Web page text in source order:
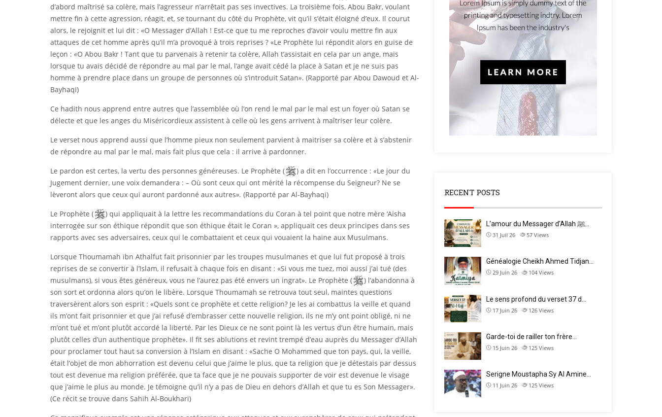
d’abord maîtrisé sa colère, mais l’agresseur n’arrêtait pas ses invectives. La troisième fois, Abou Bakr, voulant
mettre fin à cette agression, réagit, et, se tournant du côté du Prophète, vit qu’il s’était éloigné d’eux. Il courut
alors, le rejoignit et lui dit : «O Messager d’Allah ! Est-ce que tu me reproches d’avoir voulu mettre fin aux
attaques de cet homme après qu’il m’a provoqué à trois reprises ? «Le Prophète lui répondit alors en guise de
leçon : «O Abou Bakr ! Tant que tu parvenais à retenir ta colère, Allah t’assistait en cela par un ange, mais
lorsque tu avais décidé de répondre au mal par le mal, l’ange avait cédé la place à Satan et je ne suis pas
homme à prendre place dans un groupe de personnes où s’introduit Satan». (Rapporté par Abou Dawoud et Al-
Bayhaqi)
Ce hadith nous apprend entre autres que l’assemblée où l’on rend le mal par le mal est un foyer où Satan se
délecte et que les anges du Miséricordieux assistent à celle où les gens arrivent à maîtriser leur colère.
Le verset nous apprend aussi que l’homme pieux non seulement parvient à maitriser sa colère et à s’abstenir
de répondre au mal par le mal, mais fait plus que cela : il arrive à pardonner.
Le pardon est certes, la vertu des personnes généreuses. Le Prophète ( ) a dit en l’occurrence : «Le jour du
Jugement dernier, une voix demandera : – Où sont ceux qui ont mérité la récompense du Seigneur? Ne se
lèveront alors que ceux qui auront pardonné aux autres». (Rapporté par Al-Bayhaqi)
Le Prophète (
) qui appliquait à la lettre les recommandations du Coran à tel point que notre mère ‘Aisha
interrogée sur son éthique répondit que son éthique était le Coran », appliquait ces deux principes dans ses
rapports avec ses adversaires, ceux qui le combattaient et ceux qui vouaient la haine aux Musulmans.
Lorsque Thoumamah ibn Athalfut fait prisonnier par les troupes musulmanes et que lui fut proposé à trois
reprises de se convertir à l’Islam, il refusait à chaque fois en disant : «Si vous me tuez, moi aussi j’ai tué (des
musulmans), si vous êtes généreux, vous ne l’aurez pas été envers un ingrat». Le Prophète (
) l’abandonna à
son sort et ordonna alors qu’on le libère. Lorsque Thoumamah se retrouva tout seul, maintes questions
traversèrent alors son esprit : «Quels sont ce prophète et cette religion? Je les ai combattus la veille et quand
ils m’ont fait prisonnier et que j’ai refusé d’embrasser cette nouvelle religion, ils ne m’y ont point obligé, ni ne
m’ont tué et m’ont plutôt accordé la liberté. Par les Dieux ce ne sont point là les vertus d’un être humain, mais
plutôt celles d’un authentique prophète». Il fit ses ablutions et revint trempé d’eau auprès du Messager d’Allah
pour proclamer tout haut sa conversion à l’Islam en disant : «Sache O Mohammed que ton pays, qui, la veille,
était l’objet de mon abhorration est devenu celui que j’aime le plus, que ta religion que je détestais par dessus
tout est devenue ma religion préférée, que ta face que je ne pouvais supporter de voir est devenue le visage
que j’aime le plus au monde. Je témoigne qu’il n’y a pas de Dieu en dehors d’Allah et que tu es Son Messager».
(Ce récit se trouve dans Sahih Al-Boukhari)
RECENT POSTS
31 Juil 26 57 Views
Généalogie Cheikh Ahmed Tidjan…
29 Juin 26 104 Views
Le sens profond du verset 37 d…
17 Juin 26 126 Views
Garde-toi de railler ton frère…
15 Juin 26 125 Views
Serigne Moustapha Sy Al Amine…
11 Juin 26 125 Views